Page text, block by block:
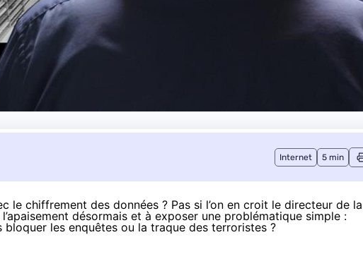
Internet 5 min
le chiffrement des données ? Pas si l’on en croit le directeur de la
désormais et à exposer une problématique simple :
les enquêtes ou la traque des terroristes ?